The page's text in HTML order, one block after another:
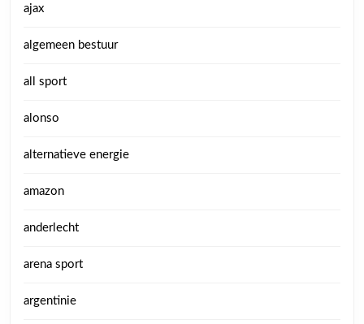
ajax
algemeen bestuur
all sport
alonso
alternatieve energie
amazon
anderlecht
arena sport
argentinie